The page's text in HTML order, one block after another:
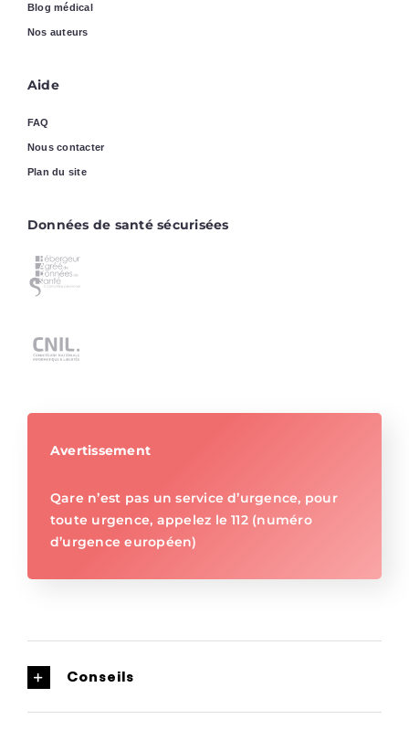
Blog médical
Nos auteurs
Aide
FAQ
Nous contacter
Plan du site
Données de santé sécurisées
Avertissement
Qare n’est pas un service d’urgence, pour
toute urgence, appelez le 112 (numéro
d’urgence européen)
Conseils